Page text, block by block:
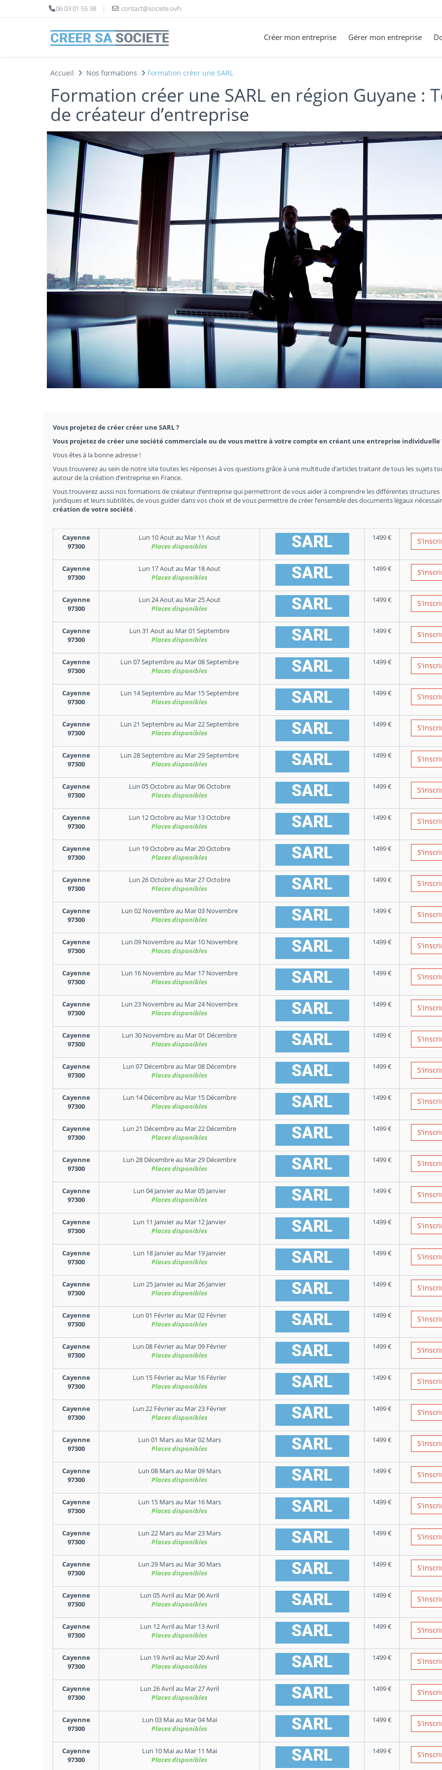
06 03 01 55 38 contact@societe.ovh
Créer mon entreprise Gérer mon entreprise
Accueil Nos formations Formation créer une SARL
Formation créer une SARL en région Guyane :
de créateur d’entreprise
Vous projetez de créer créer une SARL ?
Vous projetez de créer une société commerciale ou de vous mettre à votre compte en créant une entreprise individuelle
Vous êtes à la bonne adresse !
Vous trouverez au sein de notre site toutes les réponses à vos questions grâce à une multitude d’articles traitant de tous les sujets
autour de la création d’entreprise en France.
Vous trouverez aussi nos formations de créateur d’entreprise qui permettront de vous aider à comprendre les différentes structures
juridiques et leurs subtilités, de vous guider dans vos choix et de vous permettre de créer l’ensemble des documents légaux
création de votre société .
Cayenne
97300
Lun 10 Aoutau Mar 11 Aout
Places disponibles
1499€
Cayenne
97300
Lun 17 Aoutau Mar 18 Aout
Places disponibles
1499€
Cayenne
97300
Lun 24 Aoutau Mar 25 Aout
Places disponibles
1499€
Cayenne
97300
Lun 31 Aoutau Mar 01 Septembre
Places disponibles
1499€
Cayenne
97300
Lun 07 Septembreau Mar 08 Septembre
Places disponibles
1499€
Cayenne
97300
Lun 14 Septembreau Mar 15 Septembre
Places disponibles
1499€
Cayenne
97300
Lun 21 Septembreau Mar 22 Septembre
Places disponibles
1499€
Cayenne
97300
Lun 28 Septembreau Mar 29 Septembre
Places disponibles
1499€
Cayenne
97300
Lun 05 Octobreau Mar 06 Octobre
Places disponibles
1499€
Cayenne
97300
Lun 12 Octobreau Mar 13 Octobre
Places disponibles
1499€
Cayenne
97300
Lun 19 Octobreau Mar 20 Octobre
Places disponibles
1499€
Cayenne
97300
Lun 26 Octobreau Mar 27 Octobre
Places disponibles
1499€
Cayenne
97300
Lun 02 Novembreau Mar 03 Novembre
Places disponibles
1499€
Cayenne
97300
Lun 09 Novembreau Mar 10 Novembre
Places disponibles
1499€
Cayenne
97300
Lun 16 Novembreau Mar 17 Novembre
Places disponibles
1499€
Cayenne
97300
Lun 23 Novembreau Mar 24 Novembre
Places disponibles
1499€
Cayenne
97300
Lun 30 Novembreau Mar 01 Décembre
Places disponibles
1499€
Cayenne
97300
Lun 07 Décembreau Mar 08 Décembre
Places disponibles
1499€
Cayenne
97300
Lun 14 Décembreau Mar 15 Décembre
Places disponibles
1499€
Cayenne
97300
Lun 21 Décembreau Mar 22 Décembre
Places disponibles
1499€
Cayenne
97300
Lun 28 Décembreau Mar 29 Décembre
Places disponibles
1499€
Cayenne
97300
Lun 04 Janvierau Mar 05 Janvier
Places disponibles
1499€
Cayenne
97300
Lun 11 Janvierau Mar 12 Janvier
Places disponibles
1499€
Cayenne
97300
Lun 18 Janvierau Mar 19 Janvier
Places disponibles
1499€
Cayenne
97300
Lun 25 Janvierau Mar 26 Janvier
Places disponibles
1499€
Cayenne
97300
Lun 01 Févrierau Mar 02 Février
Places disponibles
1499€
Cayenne
97300
Lun 08 Févrierau Mar 09 Février
Places disponibles
1499€
Cayenne
97300
Lun 15 Févrierau Mar 16 Février
Places disponibles
1499€
Cayenne
97300
Lun 22 Févrierau Mar 23 Février
Places disponibles
1499€
Cayenne
97300
Lun 01 Marsau Mar 02 Mars
Places disponibles
1499€
Cayenne
97300
Lun 08 Marsau Mar 09 Mars
Places disponibles
1499€
Cayenne
97300
Lun 15 Marsau Mar 16 Mars
Places disponibles
1499€
Cayenne
97300
Lun 22 Marsau Mar 23 Mars
Places disponibles
1499€
Cayenne
97300
Lun 29 Marsau Mar 30 Mars
Places disponibles
1499€
Cayenne
97300
Lun 05 Avrilau Mar 06 Avril
Places disponibles
1499€
Cayenne
97300
Lun 12 Avrilau Mar 13 Avril
Places disponibles
1499€
Cayenne
97300
Lun 19 Avrilau Mar 20 Avril
Places disponibles
1499€
Cayenne
97300
Lun 26 Avrilau Mar 27 Avril
Places disponibles
1499€
Cayenne
97300
Lun 03 Maiau Mar 04 Mai
Places disponibles
1499€
Cayenne
97300
Lun 10 Maiau Mar 11 Mai
Places disponibles
1499€
Panneau de gestion des cookies